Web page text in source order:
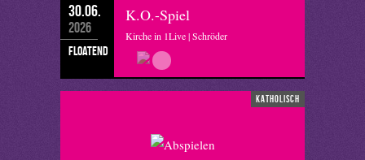
30.06.
2026
floatend
K.O.-Spiel
Kirche in 1Live | Schröder
katholisch